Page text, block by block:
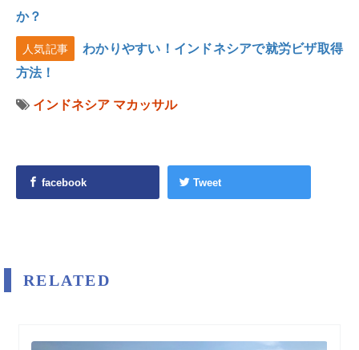
か？
人気記事
わかりやすい！インドネシアで就労ビザ取得
方法！
インドネシア マカッサル
facebook Tweet
RELATED